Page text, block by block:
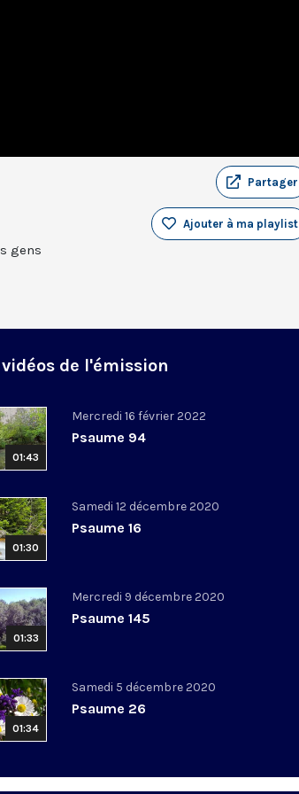
Partager
Ajouter à ma playlist
gens
de l'émission
01:43
Mercredi 16 février 2022
Psaume 94
01:30
Samedi 12 décembre 2020
Psaume 16
01:33
Mercredi 9 décembre 2020
Psaume 145
01:34
Samedi 5 décembre 2020
Psaume 26